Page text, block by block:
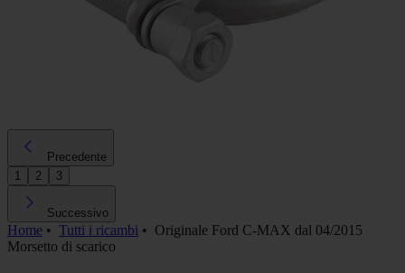
Precedente
1
2 3
Successivo
Home • Tutti i ricambi • Originale Ford C-MAX dal 04/2015
Morsetto di scarico